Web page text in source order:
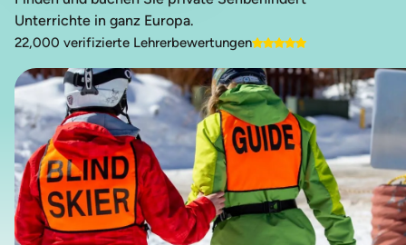
Unterrichte in ganz Europa.
22,000 verifizierte Lehrerbewertungen